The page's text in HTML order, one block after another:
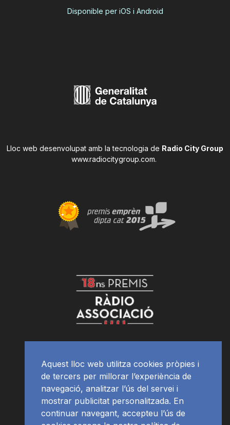
Disponible per iOS i Android
Lloc web desenvolupat amb la tecnologia de Radio City Group
www.radiocitygroup.com.
Aquest lloc web utilitza cookies pròpies i
de tercers per millorar l’experiència de
navegació, analitzar l’ús del servei i
mostrar publicitat personalitzada. En
continuar navegant, accepteu l’ús de